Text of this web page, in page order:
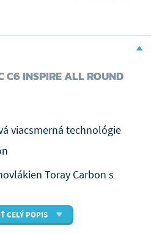
C6 INSPIRE ALL ROUND
viacsmerná technológie
Toray Carbon s
zosilnený v oblasti spoja
CELÝ POPIS